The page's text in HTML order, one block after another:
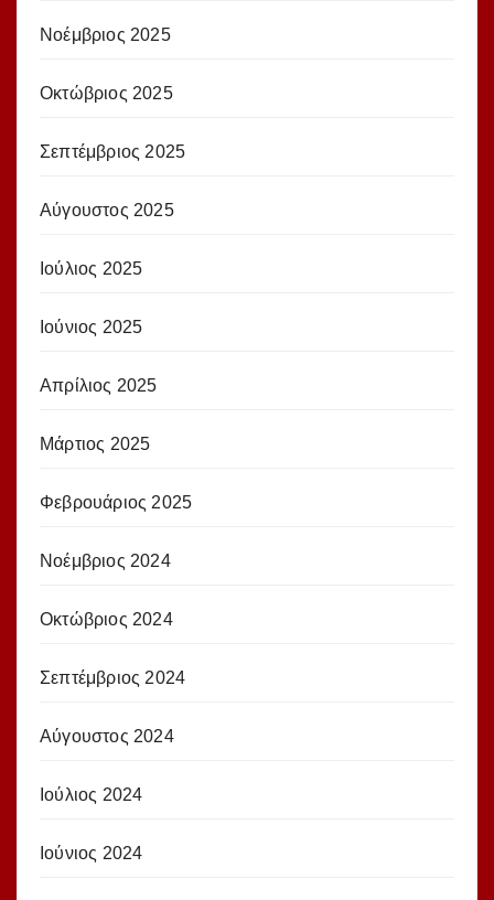
Νοέμβριος 2025
Οκτώβριος 2025
Σεπτέμβριος 2025
Αύγουστος 2025
Ιούλιος 2025
Ιούνιος 2025
Απρίλιος 2025
Μάρτιος 2025
Φεβρουάριος 2025
Νοέμβριος 2024
Οκτώβριος 2024
Σεπτέμβριος 2024
Αύγουστος 2024
Ιούλιος 2024
Ιούνιος 2024